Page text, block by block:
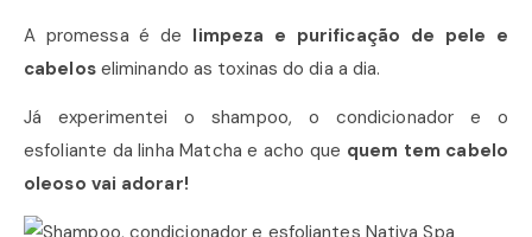
A promessa é de limpeza e purificação de pele e
cabeloseliminando as toxinas do dia a dia.
Já experimentei o shampoo, o condicionador e o
esfoliante da linha Matcha e acho que quem tem cabelo
oleoso vai adorar!